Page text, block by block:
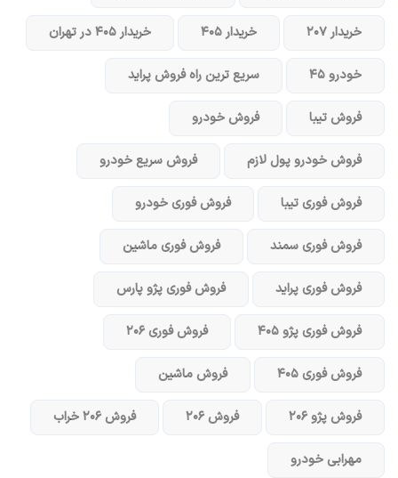
خریدار ۲۰۷ خریدار ۴۰۵ خریدار ۴۰۵ در تهران
خودرو ۴۵ سریع ترین راه فروش پراید
فروش تیبا فروش خودرو
فروش خودرو پول لازم فروش سریع خودرو
فروش فوری تیبا فروش فوری خودرو
فروش فوری سمند فروش فوری ماشین
فروش فوری پراید فروش فوری پژو پارس
فروش فوری پژو ۴۰۵ فروش فوری ۲۰۶
فروش فوری ۴۰۵ فروش ماشین
فروش پژو ۲۰۶ فروش ۲۰۶ فروش ۲۰۶ خراب
مهرابی خودرو